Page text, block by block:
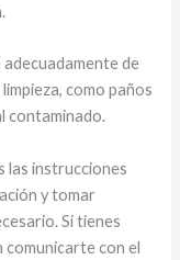
de
como paños
contaminado.
las instrucciones
y tomar
Si tienes
comunicarte con el